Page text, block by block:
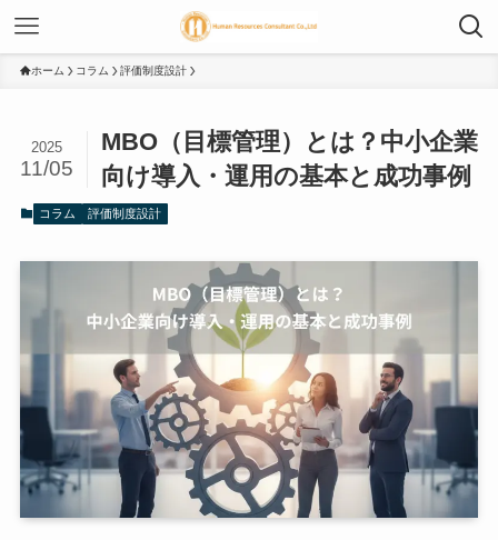
ホーム コラム 評価制度設計
MBO（目標管理）とは？中小企業
向け導入・運用の基本と成功事例
2025
11/05
コラム 評価制度設計